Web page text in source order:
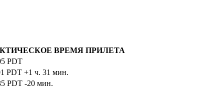
ВРЕМЯ ПРИЛЕТА
PDT
PDT +1 ч. 31 мин.
PDT -20 мин.